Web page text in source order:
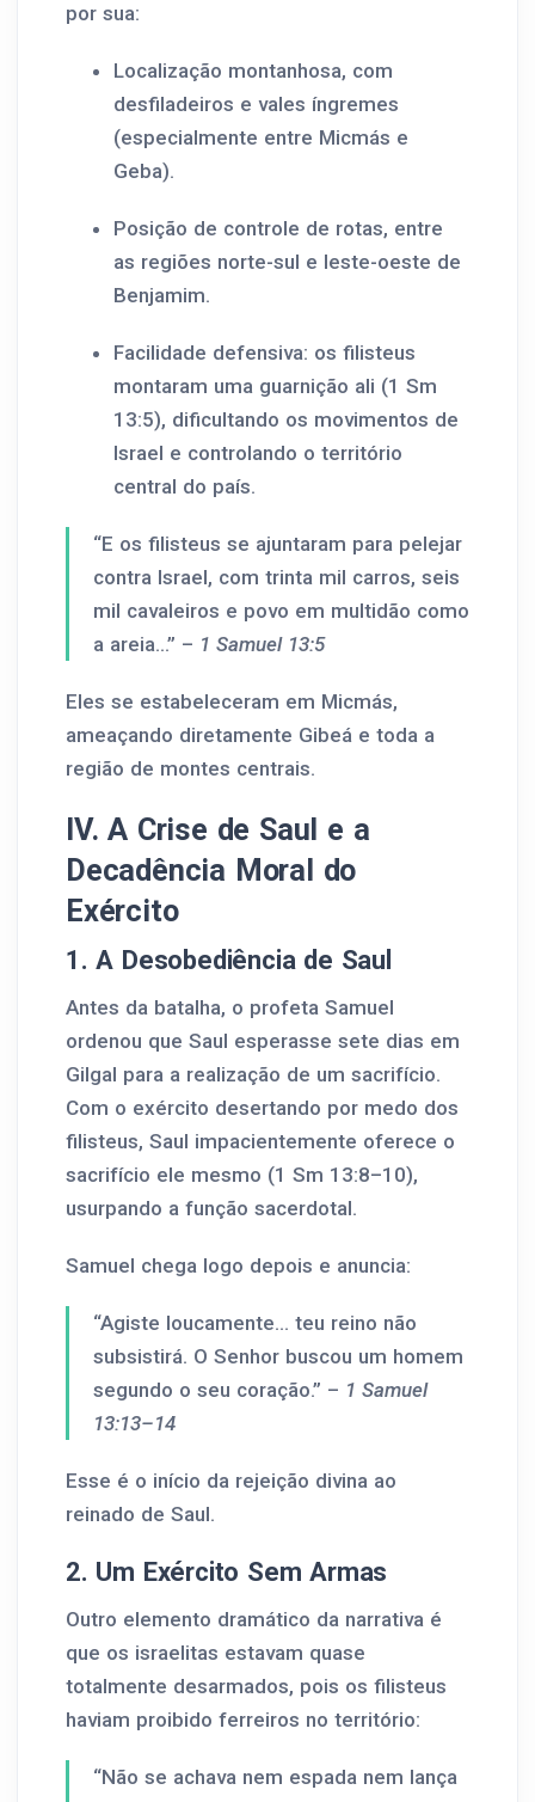
por sua:
Localização montanhosa, com
desfiladeiros e vales íngremes
(especialmente entre Micmás e
Geba).
Posição de controle de rotas, entre
as regiões norte-sul e leste-oeste de
Benjamim.
Facilidade defensiva: os filisteus
montaram uma guarnição ali (1 Sm
13:5), dificultando os movimentos de
Israel e controlando o território
central do país.
“E os filisteus se ajuntaram para pelejar
contra Israel, com trinta mil carros, seis
mil cavaleiros e povo em multidão como
a areia...” – 1 Samuel 13:5
Eles se estabeleceram em Micmás,
ameaçando diretamente Gibeá e toda a
região de montes centrais.
IV. A Crise de Saul e a
Decadência Moral do
Exército
1. A Desobediência de Saul
Antes da batalha, o profeta Samuel
ordenou que Saul esperasse sete dias em
Gilgal para a realização de um sacrifício.
Com o exército desertando por medo dos
filisteus, Saul impacientemente oferece o
sacrifício ele mesmo (1 Sm 13:8–10),
usurpando a função sacerdotal.
Samuel chega logo depois e anuncia:
“Agiste loucamente... teu reino não
subsistirá. O Senhor buscou um homem
segundo o seu coração.” – 1 Samuel
13:13–14
Esse é o início da rejeição divina ao
reinado de Saul.
2. Um Exército Sem Armas
Outro elemento dramático da narrativa é
que os israelitas estavam quase
totalmente desarmados, pois os filisteus
haviam proibido ferreiros no território:
“Não se achava nem espada nem lança